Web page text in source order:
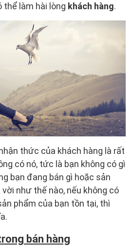
thể làm hài lòng khách hàng.
thức của khách hàng là rất
có nó, tức là bạn không có gì
bạn đang bán gì hoặc sản
như thế nào, nếu không có
phẩm của bạn tồn tại, thì
bán hàng